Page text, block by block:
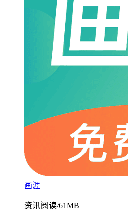
画涯
资讯阅读/61MB